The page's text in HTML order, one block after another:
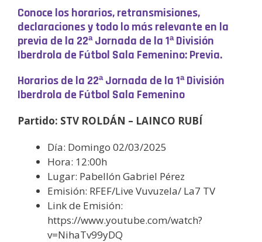
Conoce los horarios, retransmisiones,
declaraciones y todo lo más relevante en la
previa de la 22ª Jornada de la 1ª División
Iberdrola de Fútbol Sala Femenino: Previa.
Horarios de la 22ª Jornada de la 1ª División
Iberdrola de Fútbol Sala Femenino
Partido: STV ROLDÁN – LAINCO RUBÍ
Día: Domingo 02/03/2025
Hora: 12:00h
Lugar: Pabellón Gabriel Pérez
Emisión: RFEF/Live Vuvuzela/ La7 TV
Link de Emisión:
https://www.youtube.com/watch?
v=NihaTv99yDQ